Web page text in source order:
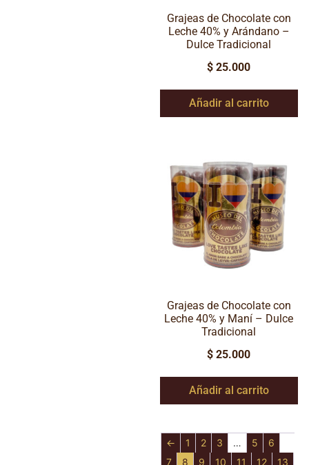
Grajeas de Chocolate con
Leche 40% y Arándano –
Dulce Tradicional
$ 25.000
Añadir al carrito
Grajeas de Chocolate con
Leche 40% y Maní – Dulce
Tradicional
$ 25.000
Añadir al carrito
← 1 2 3 … 5
6
7
8 9 10 11 12 13